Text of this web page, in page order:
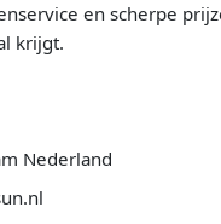
en scherpe
krijgt.
Nederland